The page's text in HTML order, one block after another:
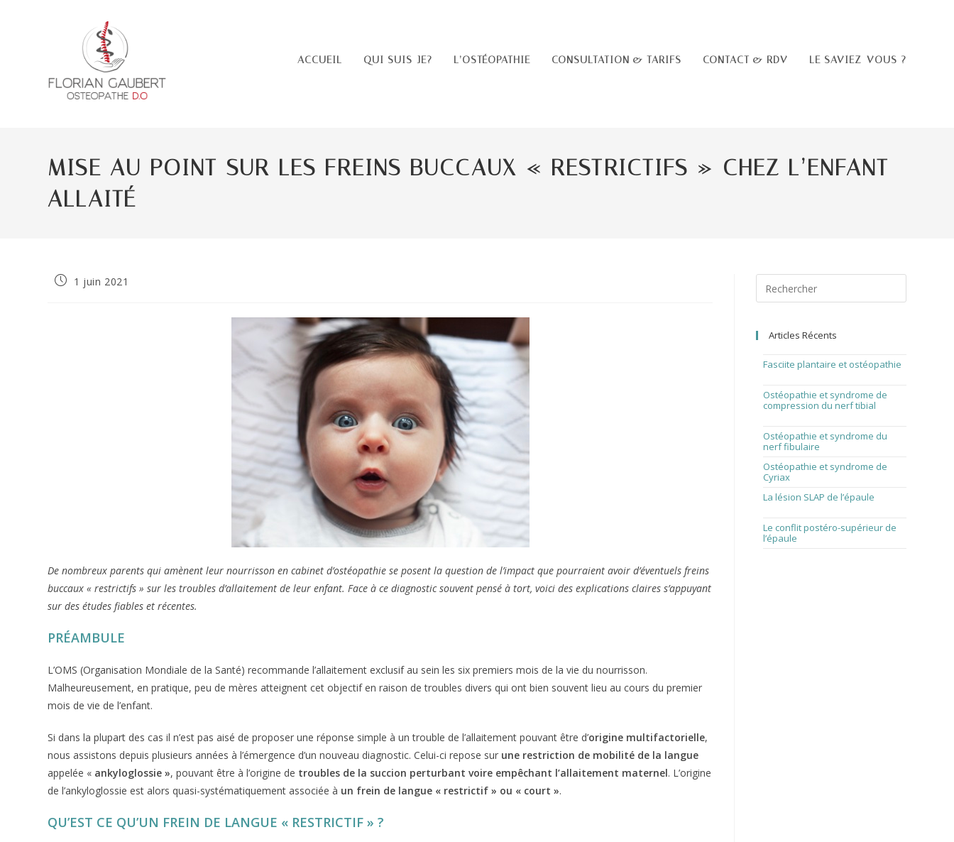
ACCUEIL
QUI SUIS-JE? L’OSTÉOPATHIE CONSULTATION & TARIFS CONTACT & RDV LE SAVIEZ-VOUS ?
MISE AU POINT SUR LES FREINS BUCCAUX « RESTRICTIFS » CHEZ L’ENFANT
ALLAITÉ
Publication
1 juin 2021
De nombreux parents qui amènent leur nourrisson en cabinet d’ostéopathie se posent la question de l’impact que pourraient avoir d’éventuels freins
buccaux « restrictifs » sur les troubles d’allaitement de leur enfant. Face à ce diagnostic souvent pensé à tort, voici des explications claires s’appuyant
sur des études fiables et récentes.
PRÉAMBULE
L’OMS (Organisation Mondiale de la Santé) recommande l’allaitement exclusif au sein les six premiers mois de la vie du nourrisson.
Malheureusement, en pratique, peu de mères atteignent cet objectif en raison de troubles divers qui ont bien souvent lieu au cours du premier
mois de vie de l’enfant.
Si dans la plupart des cas il n’est pas aisé de proposer une réponse simple à un trouble de l’allaitement pouvant être d’origine multifactorielle,
nous assistons depuis plusieurs années à l’émergence d’un nouveau diagnostic. Celui-ci repose sur une restriction de mobilité de la langue
appelée « ankyloglossie », pouvant être à l’origine de troubles de la succion perturbant voire empêchant l’allaitement maternel. L’origine
de l’ankyloglossie est alors quasi-systématiquement associée à un frein de langue « restrictif » ou « court ».
QU’EST CE QU’UN FREIN DE LANGUE « RESTRICTIF » ?
Press
to
Articles Récents
Fasciite plantaire et ostéopathie
Ostéopathie et syndrome de
compression du nerf tibial
Ostéopathie et syndrome du
nerf fibulaire
Ostéopathie et syndrome de
Cyriax
La lésion SLAP de l’épaule
Le conflit postéro-supérieur de
l’épaule